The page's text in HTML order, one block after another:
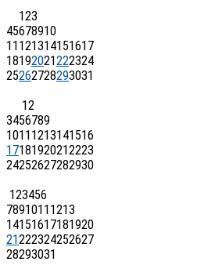
123
45678910
11 121314151617
18192021222324
25262728293031
12
3456789
1011 1213141516
17181920212223
24252627282930
123456
7891011 1213
14151617181920
21222324252627
28293031